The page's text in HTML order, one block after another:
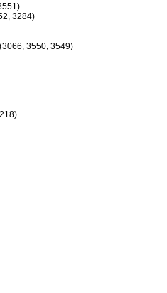
3284)
3550, 3549)